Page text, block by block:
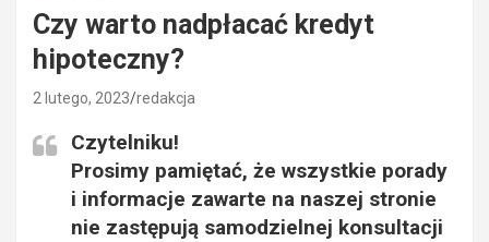
Czy warto nadpłacać kredyt
hipoteczny?
2 lutego, 2023 redakcja
Czytelniku!
Prosimy pamiętać, że wszystkie porady
i informacje zawarte na naszej stronie
nie zastępują samodzielnej konsultacji